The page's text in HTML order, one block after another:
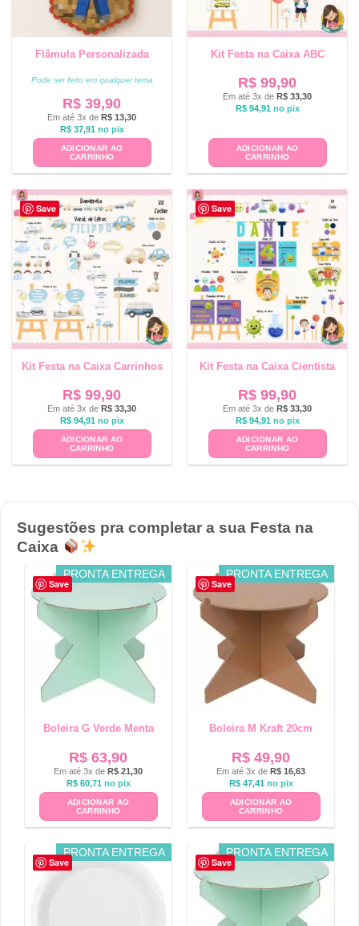
Flâmula Personalizada
Pode ser feito em qualquer tema
R$ 39,90
Em até 3x de R$ 13,30
R$37,91 no pix
ADICIONAR AO
CARRINHO
Kit Festa na Caixa ABC
R$ 99,90
Em até 3x de R$ 33,30
R$94,91 no pix
ADICIONAR AO
CARRINHO
Save
Kit Festa na Caixa Carrinhos
R$ 99,90
Em até 3x de R$ 33,30
R$94,91 no pix
ADICIONAR AO
CARRINHO
Save
Kit Festa na Caixa Cientista
R$ 99,90
Em até 3x de R$ 33,30
R$94,91 no pix
ADICIONAR AO
CARRINHO
Sugestões pra completar a sua Festa na
Caixa
Save
PRONTA ENTREGA
Boleira G Verde Menta
R$ 63,90
Em até 3x de R$ 21,30
R$60,71 no pix
ADICIONAR AO
CARRINHO
Save
PRONTA ENTREGA
Boleira M Kraft 20cm
R$ 49,90
Em até 3x de R$ 16,63
R$47,41 no pix
ADICIONAR AO
CARRINHO
Save
PRONTA ENTREGA
Save
PRONTA ENTREGA